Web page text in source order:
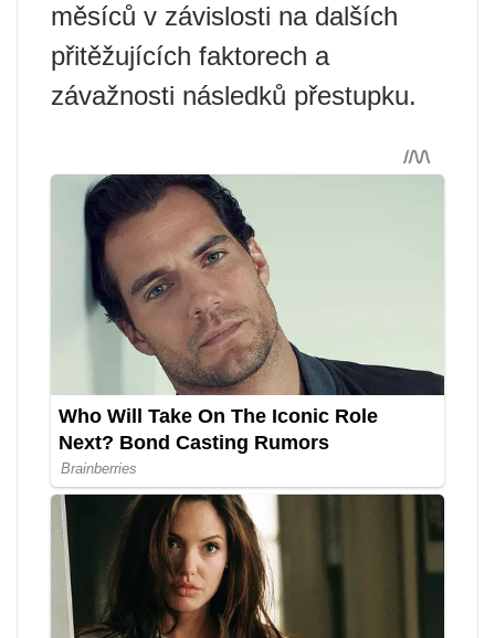
měsíců v závislosti na dalších
přitěžujících faktorech a
závažnosti následků přestupku.